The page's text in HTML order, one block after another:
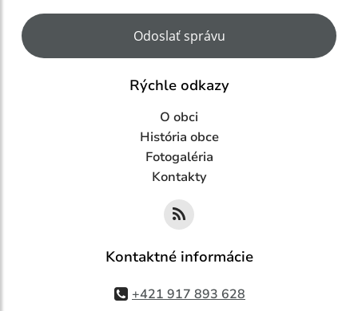
Google reCaptcha Response
Odoslať správu
Rýchle odkazy
O obci
História obce
Fotogaléria
Kontakty
Kontaktné informácie
+421 917 893 628